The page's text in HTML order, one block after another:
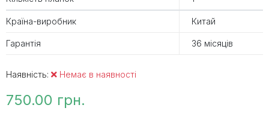
Країна-виробник Китай
Гарантія 36 місяців
Наявність: Немає в наявності
750.00 грн.